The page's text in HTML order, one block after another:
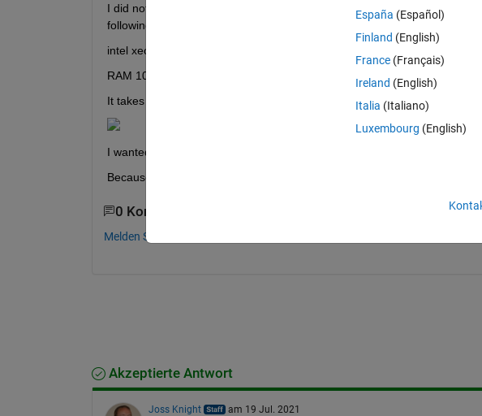
I did not have access to the graphics card to train the neural network
following specifications
intel xeon cpu e5-2695 16 processor
RAM 10GB
It takes about 15 days for 24,000 images in the training phase, which is
I wanted to ask if using graphics cards like 1080 or 2070 will speed up
Because I have to rent a graphics card, thank you for your help
0 Kommentare
Melden Sie sich an, um zu kommentieren.
Akzeptierte Antwort
Joss Knight am 19 Jul. 2021
España (Español)
Finland (English)
France (Français)
Ireland (English)
Italia (Italiano)
Luxembourg (English)